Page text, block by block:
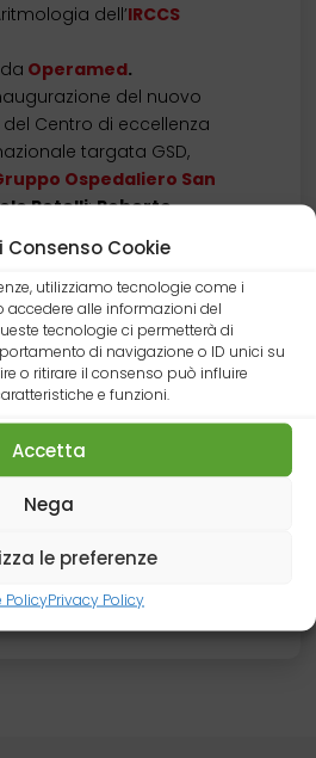
Consenso Cookie
utilizziamo tecnologie come i
accedere alle informazioni del
tecnologie ci permetterà di
di navigazione o ID unici su
o ritirare il consenso può influire
e funzioni.
Accetta
Nega
le preferenze
PolicyPrivacy Policy
dell’IRCCS
Operamed.
del nuovo
Centro di eccellenza
targata GSD,
Ospedaliero San
Rotelli;Roberto
, Direttore dell’U.O. di
dell’IRCCS
; DottorLorenzo
dell’U.O. di Cardiochirurgia
San Donato.
Mecenero,
dell’IRCCS Policlinico
la cerimonia del
nuovo blocco operatorio.